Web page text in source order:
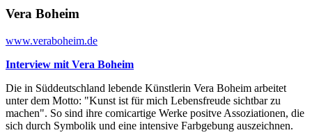
Vera Boheim
www.veraboheim.de
Interview mit Vera Boheim
Die in Süddeutschland lebende Künstlerin Vera Boheim arbeitet
unter dem Motto: "Kunst ist für mich Lebensfreude sichtbar zu
machen". So sind ihre comicartige Werke positve Assoziationen, die
sich durch Symbolik und eine intensive Farbgebung auszeichnen.